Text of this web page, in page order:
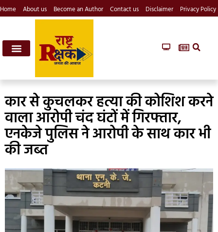
Home About us Become an Author Contact us Disclaimer Privacy Policy
कार से कुचलकर हत्या की कोशिश करने
वाला आरोपी चंद घंटों में गिरफ्तार,
एनकेजे पुलिस ने आरोपी के साथ कार भी
की जब्त